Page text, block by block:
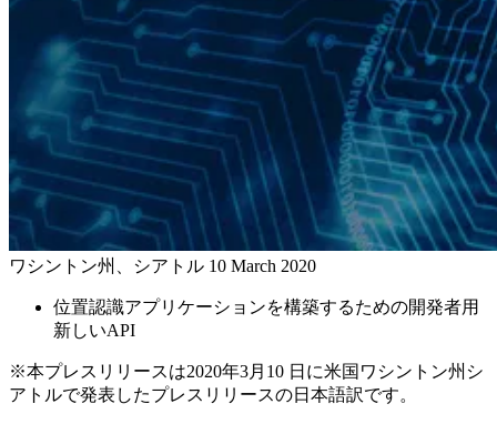
ワシントン州、シアトル 10 March 2020
位置認識アプリケーションを構築するための開発者用
新しいAPI
※本プレスリリースは2020年3月10 日に米国ワシントン州シ
アトルで発表したプレスリリースの日本語訳です。